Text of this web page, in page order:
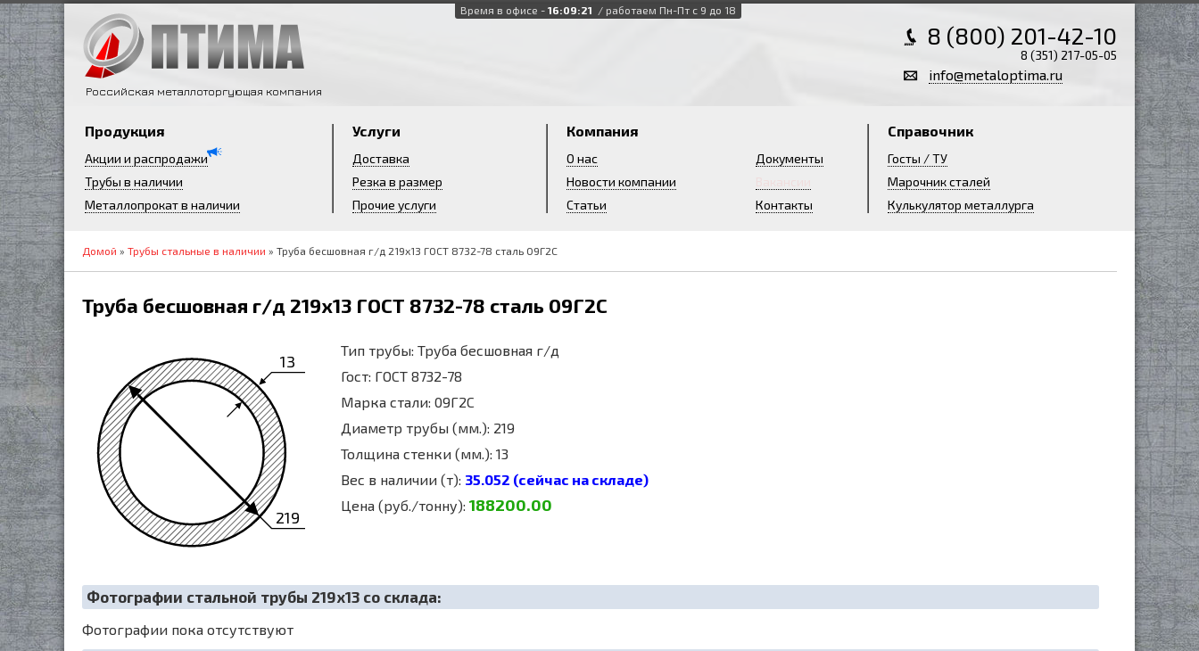
Время в офисе - 16:09:22 / работаем Пн-Пт с 9 до 18
Российская металлоторгующая компания
8 (800) 201-42-10
8 (351) 217-05-05
info@metaloptima.ru
Продукция
Акции и распродажи
Трубы в наличии
Металлопрокат в наличии
Услуги
Доставка
Резка в размер
Прочие услуги
Компания
О нас
Новости компании
Статьи
Документы
Контакты
Справочник
Госты / ТУ
Марочник сталей
Кулькулятор металлурга
Домой » Трубы стальные в наличии » Труба бесшовная г/д 219х13 ГОСТ 8732-78 сталь 09Г2С
Труба бесшовная г/д 219х13 ГОСТ 8732-78 сталь 09Г2С
219
13
Тип трубы: Труба бесшовная г/д
Гост: ГОСТ 8732-78
Марка стали: 09Г2С
Диаметр трубы (мм.): 219
Толщина стенки (мм.): 13
Вес в наличии (т): 35.052 (сейчас на складе)
Цена (руб./тонну): 188200.00
Фотографии стальной трубы 219х13 со склада:
Фотографии пока отсутствуют